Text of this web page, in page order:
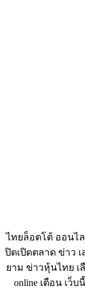
ไทยล็อตโต้ ออนไ
ปิดเปิดตลาด ข่าว
ยาม ข่าวหุ้นไทย เ
online เตือน เว็